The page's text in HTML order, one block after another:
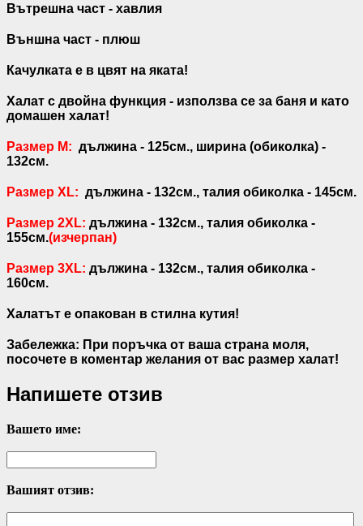
Вътрешна част - хавлия
Външна част - плюш
Качулката е в цвят на яката!
Халат с двойна функция - използва се за баня и като
домашен халат!
Размер M: дължина - 125см., ширина (обиколка) -
132см.
Размер XL: дължина - 132см., талия обиколка - 145см.
Размер 2XL: дължина - 132см., талия обиколка -
155см.(изчерпан)
Размер 3XL: дължина - 132см., талия обиколка -
160см.
Халатът е опакован в стилна кутия!
Забележка: При поръчка от ваша страна моля,
посочете в коментар желания от вас размер халат!
Напишете отзив
Вашето име:
Вашият отзив: